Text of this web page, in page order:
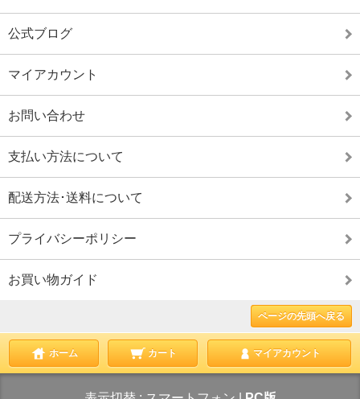
公式ブログ
マイアカウント
お問い合わせ
支払い方法について
配送方法･送料について
プライバシーポリシー
お買い物ガイド
ページの先頭へ戻る
ホーム カート マイアカウント